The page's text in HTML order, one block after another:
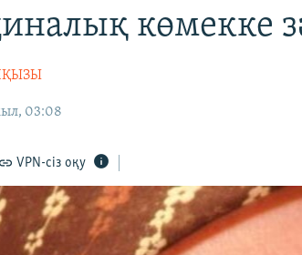
көмекке
03:08
VPN-сіз оқу